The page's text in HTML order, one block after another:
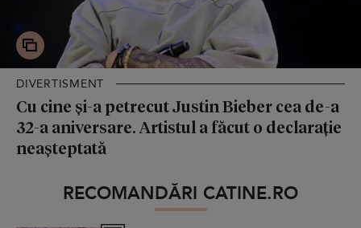
DIVERTISMENT
Cu cine și-a petrecut Justin Bieber cea de-a
32-a aniversare. Artistul a făcut o declarație
neașteptată
RECOMANDĂRI CATINE.RO